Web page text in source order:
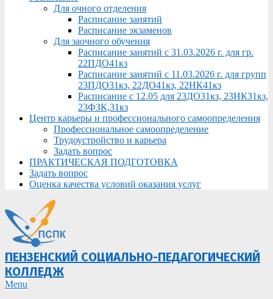
Для очного отделения
Расписание занятий
Расписание экзаменов
Для заочного обучения
Расписание занятий с 31.03.2026 г. для гр.
22ПДО41кз
Расписание занятий с 11.03.2026 г. для групп
23ПДО31кз, 22ДО41кз, 22НК41кз
Расписание с 12.05 для 23ДО31кз, 23НК31кз,
23ФЗК,31кз
Центр карьеры и профессионального самоопределения
Профессиональное самоопределение
Трудоустройство и карьера
Задать вопрос
ПРАКТИЧЕСКАЯ ПОДГОТОВКА
Задать вопрос
Оценка качества условий оказания услуг
ПЕНЗЕНСКИЙ СОЦИАЛЬНО-ПЕДАГОГИЧЕСКИЙ
КОЛЛЕДЖ
Primary
Menu